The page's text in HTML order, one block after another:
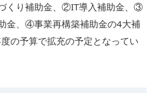
くり補助金、②IT導入補助金、③
金、④事業再構築補助金の4大補
の予算で拡充の予定となってい